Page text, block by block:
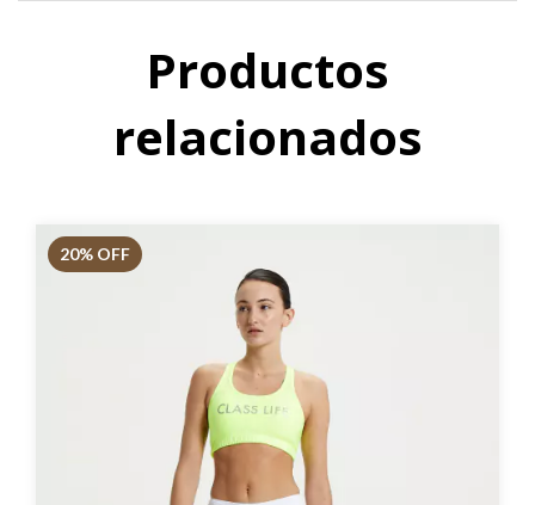
Productos
relacionados
20% OFF